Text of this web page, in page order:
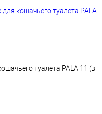
туалета PALA 11 (в